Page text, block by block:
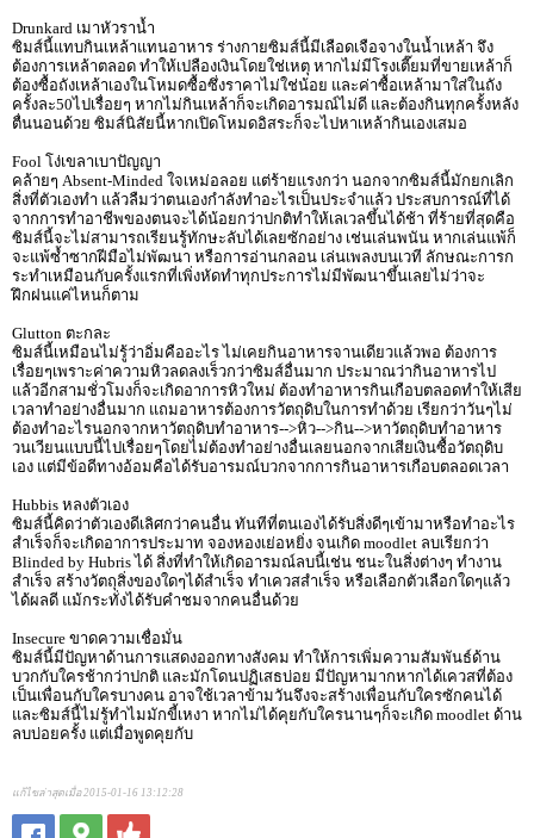
Drunkard เมาหัวราน้ำ
ซิมส์นี้แทบกินเหล้าแทนอาหาร ร่างกายซิมส์นี้มีเลือดเจือจางในน้ำเหล้า จึง
ต้องการเหล้าตลอด ทำให้เปลืองเงินโดยใช่เหตุ หากไม่มีโรงเตี๊ยมที่ขายเหล้าก็
ต้องซื้อถังเหล้าเองในโหมดซื้อซึ่งราคาไม่ใช่น้อย และค่าซื้อเหล้ามาใส่ในถัง
ครั้งละ50ไปเรื่อยๆ หากไม่กินเหล้าก็จะเกิดอารมณ์ไม่ดี และต้องกินทุกครั้งหลัง
ตื่นนอนด้วย ซิมส์นิสัยนี้หากเปิดโหมดอิสระก็จะไปหาเหล้ากินเองเสมอ
Fool โง่เขลาเบาปัญญา
คล้ายๆ Absent-Minded ใจเหม่อลอย แต่ร้ายแรงกว่า นอกจากซิมส์นี้มักยกเลิก
สิ่งที่ตัวเองทำ แล้วลืมว่าตนเองกำลังทำอะไรเป็นประจำแล้ว ประสบการณ์ที่ได้
จากการทำอาชีพของตนจะได้น้อยกว่าปกติทำให้เลเวลขึ้นได้ช้า ที่ร้ายที่สุดคือ
ซิมส์นี้จะไม่สามารถเรียนรู้ทักษะลับได้เลยซักอย่าง เช่นเล่นพนัน หากเล่นแพ้ก็
จะแพ้ซ้ำซากฝีมือไม่พัฒนา หรือการอ่านกลอน เล่นเพลงบนเวที ลักษณะการก
ระทำเหมือนกับครั้งแรกที่เพิ่งหัดทำทุกประการไม่มีพัฒนาขึ้นเลยไม่ว่าจะ
ฝึกฝนแค่ไหนก็ตาม
Glutton ตะกละ
ซิมส์นี้เหมือนไม่รู้ว่าอิ่มคืออะไร ไม่เคยกินอาหารจานเดียวแล้วพอ ต้องการ
เรื่อยๆเพราะค่าความหิวลดลงเร็วกว่าซิมส์อื่นมาก ประมาณว่ากินอาหารไป
แล้วอีกสามชั่วโมงก็จะเกิดอาการหิวใหม่ ต้องทำอาหารกินเกือบตลอดทำให้เสีย
เวลาทำอย่างอื่นมาก แถมอาหารต้องการวัตถุดิบในการทำด้วย เรียกว่าวันๆไม่
ต้องทำอะไรนอกจากหาวัตถุดิบทำอาหาร-->หิว-->กิน-->หาวัตถุดิบทำอาหาร
วนเวียนแบบนี้ไปเรื่อยๆโดยไม่ต้องทำอย่างอื่นเลยนอกจากเสียเงินซื้อวัตถุดิบ
เอง แต่มีข้อดีทางอ้อมคือได้รับอารมณ์บวกจากการกินอาหารเกือบตลอดเวลา
Hubbis หลงตัวเอง
ซิมส์นี้คิดว่าตัวเองดีเลิศกว่าคนอื่น ทันทีที่ตนเองได้รับสิ่งดีๆเข้ามาหรือทำอะไร
สำเร็จก็จะเกิดอาการประมาท จองหองเย่อหยิ่ง จนเกิด moodlet ลบเรียกว่า
Blinded by Hubris ได้ สิ่งที่ทำให้เกิดอารมณ์ลบนี้เช่น ชนะในสิ่งต่างๆ ทำงาน
สำเร็จ สร้างวัตถุสิ่งของใดๆได้สำเร็จ ทำเควสสำเร็จ หรือเลือกตัวเลือกใดๆแล้ว
ได้ผลดี แม้กระทั่งได้รับคำชมจากคนอื่นด้วย
Insecure ขาดความเชื่อมั่น
ซิมส์นี้มีปัญหาด้านการแสดงออกทางสังคม ทำให้การเพิ่มความสัมพันธ์ด้าน
บวกกับใครช้ากว่าปกติ และมักโดนปฏิเสธบ่อย มีปัญหามากหากได้เควสที่ต้อง
เป็นเพื่อนกับใครบางคน อาจใช้เวลาข้ามวันจึงจะสร้างเพื่อนกับใครซักคนได้
และซิมส์นี้ไม่รู้ทำไมมักขี้เหงา หากไม่ได้คุยกับใครนานๆก็จะเกิด moodlet ด้าน
ลบบ่อยครั้ง แต่เมื่อพูดคุยกับ
แก้ไขล่าสุดเมื่อ 2015-01-16 13:12:28